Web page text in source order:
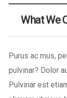
What We
Purus ac mus,
pulvinar? Dolor
Pulvinar est